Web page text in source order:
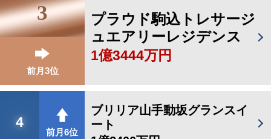
3
前月3位
プラウド駒込トレサージ
ュエアリーレジデンス
1億3444万円
4
前月6位
ブリリア山手動坂グランスイ
ート